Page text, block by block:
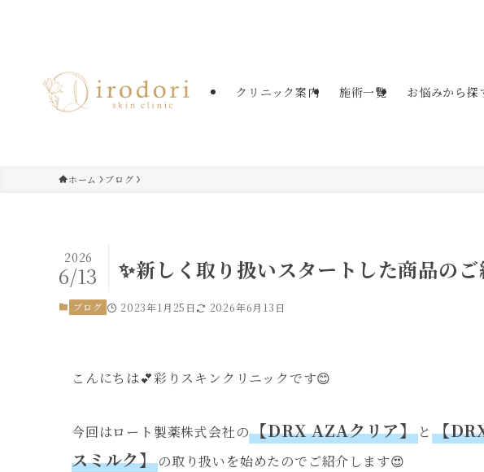
クリニック案内 施術一覧 お悩みから探
ホーム ブログ
✨新しく取り扱いスタートした商品のご
2026
6/13
ブログ 2023年1月25日 2026年6月13日
こんにちは💕彩りスキンクリニックです😊
今回はロート製薬株式会社の【DRX AZAクリア】 と 【
スミルク】の取り扱いを始めたのでご紹介します😍